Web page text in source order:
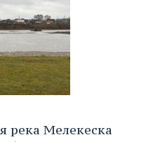
река Мелекеска